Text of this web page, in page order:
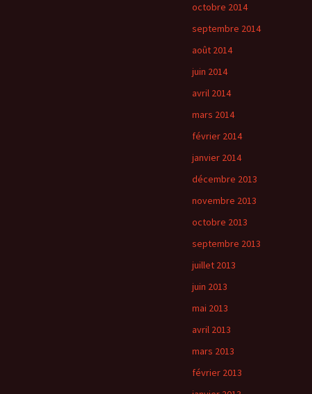
octobre 2014
septembre 2014
août 2014
juin 2014
avril 2014
mars 2014
février 2014
janvier 2014
décembre 2013
novembre 2013
octobre 2013
septembre 2013
juillet 2013
juin 2013
mai 2013
avril 2013
mars 2013
février 2013